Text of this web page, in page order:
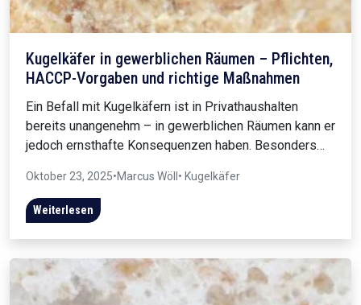
Kugelkäfer in gewerblichen Räumen – Pflichten,
HACCP-Vorgaben und richtige Maßnahmen
Ein Befall mit Kugelkäfern ist in Privathaushalten
bereits unangenehm – in gewerblichen Räumen kann er
jedoch ernsthafte Konsequenzen haben. Besonders…
Oktober 23, 2025•Marcus Wöll • Kugelkäfer
Weiterlesen